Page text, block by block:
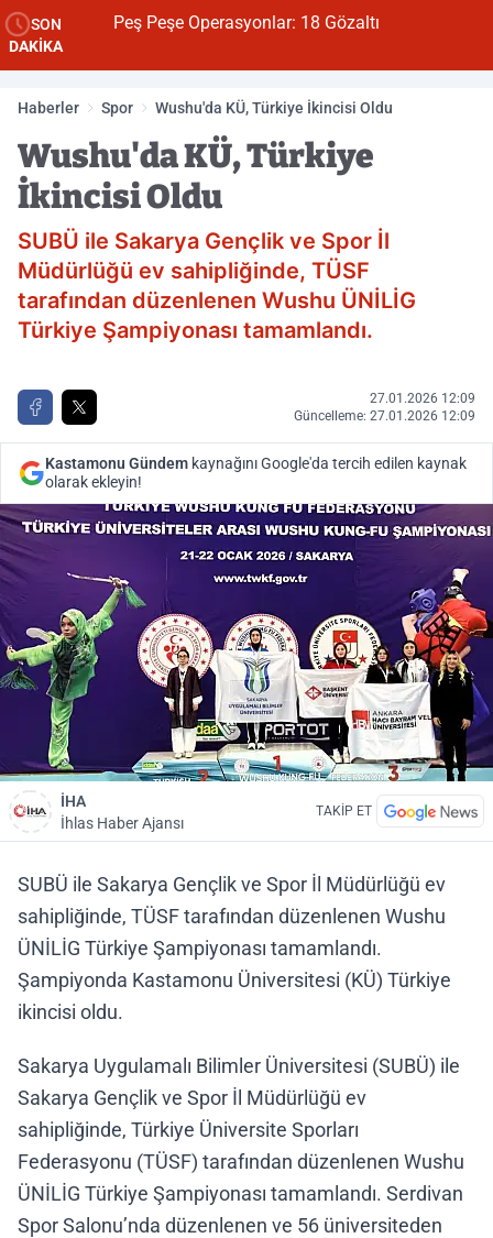
SON
DAKİKA
Peş Peşe Operasyonlar: 18 Gözaltı
Haberler Spor Wushu'da KÜ, Türkiye İkincisi Oldu
Wushu'da KÜ, Türkiye
İkincisi Oldu
SUBÜ ile Sakarya Gençlik ve Spor İl
Müdürlüğü ev sahipliğinde, TÜSF
tarafından düzenlenen Wushu ÜNİLİG
Türkiye Şampiyonası tamamlandı.
27.01.2026 12:09
Güncelleme: 27.01.2026 12:09
Kastamonu Gündem kaynağını Google'da tercih edilen kaynak
olarak ekleyin!
İHA
İhlas Haber Ajansı
TAKİP ET
SUBÜ ile Sakarya Gençlik ve Spor İl Müdürlüğü ev
sahipliğinde, TÜSF tarafından düzenlenen Wushu
ÜNİLİG Türkiye Şampiyonası tamamlandı.
Şampiyonda Kastamonu Üniversitesi (KÜ) Türkiye
ikincisi oldu.
Sakarya Uygulamalı Bilimler Üniversitesi (SUBÜ) ile
Sakarya Gençlik ve Spor İl Müdürlüğü ev
sahipliğinde, Türkiye Üniversite Sporları
Federasyonu (TÜSF) tarafından düzenlenen Wushu
ÜNİLİG Türkiye Şampiyonası tamamlandı. Serdivan
Spor Salonu’nda düzenlenen ve 56 üniversiteden